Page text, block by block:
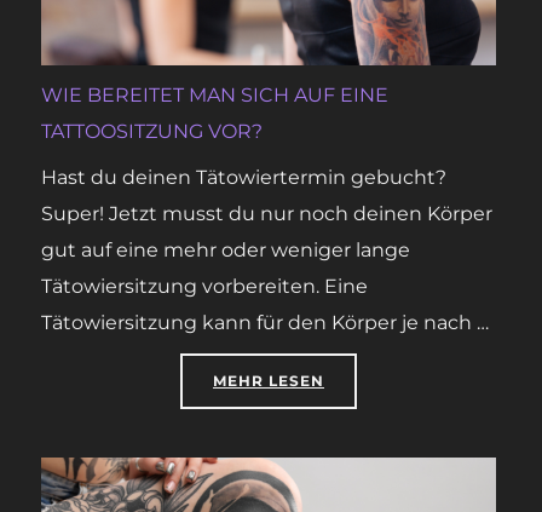
WIE BEREITET MAN SICH AUF EINE
TATTOOSITZUNG VOR?
Hast du deinen Tätowiertermin gebucht?
Super! Jetzt musst du nur noch deinen Körper
gut auf eine mehr oder weniger lange
Tätowiersitzung vorbereiten. Eine
Tätowiersitzung kann für den Körper je nach …
MEHR ÜBER „WIE BEREITET MAN
LESEN